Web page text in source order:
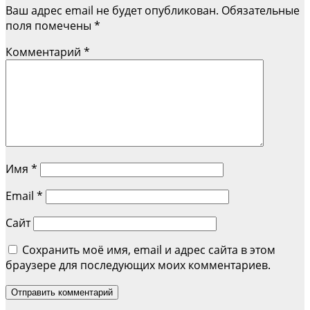
записям
Ваш адрес email не будет опубликован. Обязательные
поля помечены *
Комментарий *
Имя *
Email *
Сайт
Сохранить моё имя, email и адрес сайта в этом
браузере для последующих моих комментариев.